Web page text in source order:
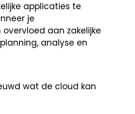
applicaties te
je
aan zakelijke
analyse en
wat de cloud kan